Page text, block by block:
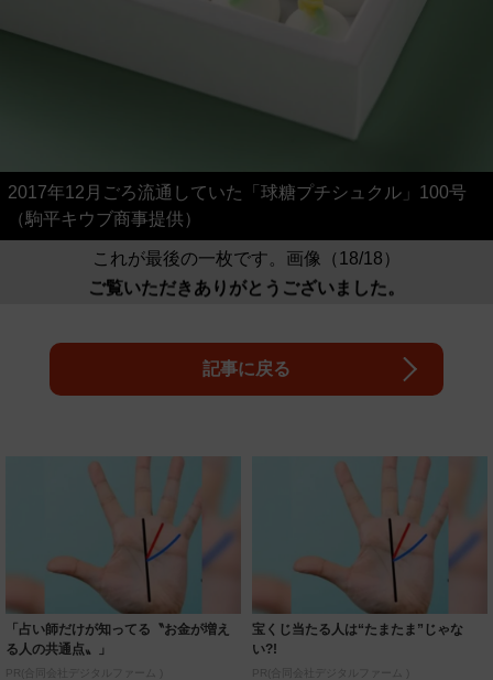
2017年12月ごろ流通していた「球糖プチシュクル」100号
（駒平キウブ商事提供）
これが最後の一枚です。画像（18/18）
ご覧いただきありがとうございました。
記事に戻る
「占い師だけが知ってる〝お金が増え
る人の共通点〟」
PR(合同会社デジタルファーム )
宝くじ当たる人は“たまたま”じゃな
い?!
PR(合同会社デジタルファーム )